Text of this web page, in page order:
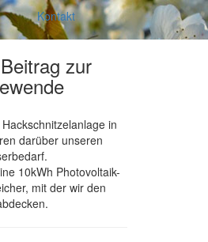
Kontakt
zur
in
darüber unseren
10kWh Photovoltaik-
mit der wir den